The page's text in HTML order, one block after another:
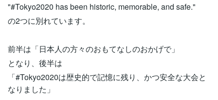
"#Tokyo2020 has been historic, memorable, and safe."
の2つに別れています。
前半は「日本人の方々のおもてなしのおかげで」
となり、後半は
「#Tokyo2020は歴史的で記憶に残り、かつ安全な大会と
なりました」